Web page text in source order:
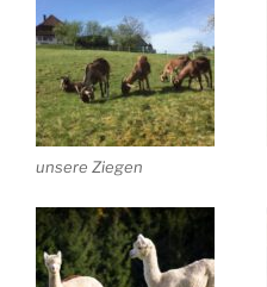
unsere Ziegen